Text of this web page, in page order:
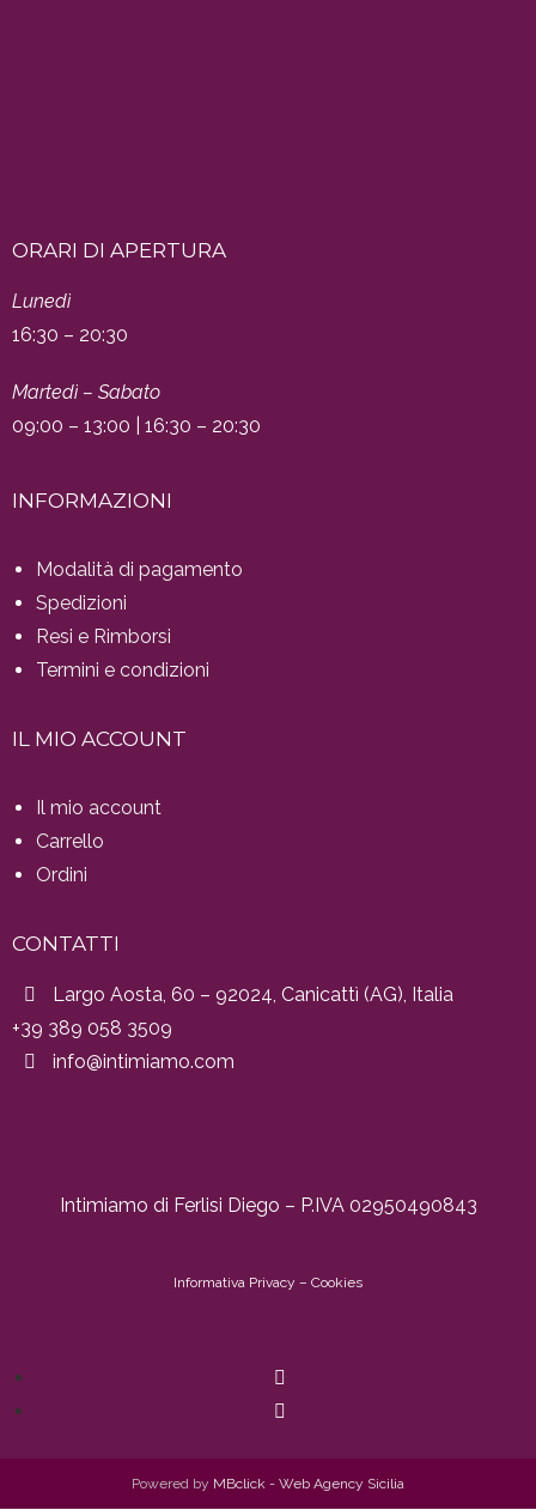
ORARI DI APERTURA
Lunedì
16:30 – 20:30
Martedì – Sabato
09:00 – 13:00 | 16:30 – 20:30
INFORMAZIONI
Modalità di pagamento
Spedizioni
Resi e Rimborsi
Termini e condizioni
IL MIO ACCOUNT
Il mio account
Carrello
Ordini
CONTATTI
Largo Aosta, 60 – 92024, Canicattì (AG), Italia
+39 389 058 3509
info@intimiamo.com
Intimiamo di Ferlisi Diego – P.IVA 02950490843
Informativa Privacy – Cookies
Powered by MBclick - Web Agency Sicilia